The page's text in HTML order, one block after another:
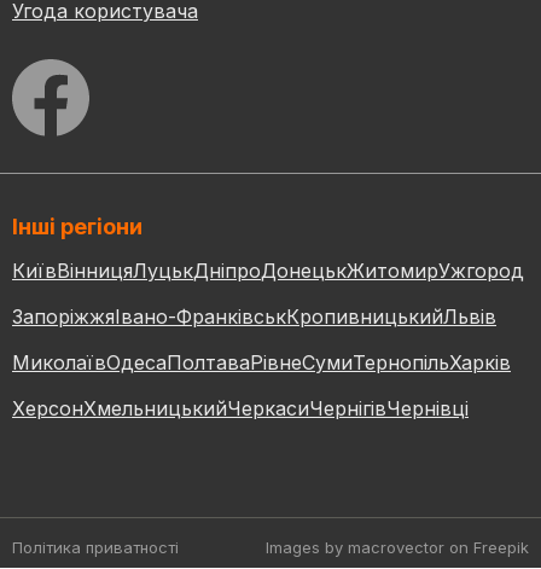
Угода користувача
Інші регіони
КиївВінницяЛуцькДніпроДонецькЖитомирУжгород
ЗапоріжжяІвано-ФранківськКропивницькийЛьвів
МиколаївОдесаПолтаваРівнеСумиТернопільХарків
ХерсонХмельницькийЧеркасиЧернігівЧернівці
Політика приватності Images by macrovector on Freepik